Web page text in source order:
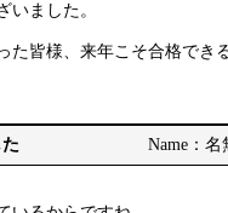
いました。
た皆様、来年こそ合格でき
Name：